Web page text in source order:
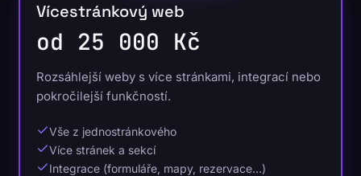
Vícestránkový web
od 25 000 Kč
Rozsáhlejší weby s více stránkami, integrací nebo
pokročilejší funkčností.
Vše z jednostránkového
Více stránek a sekcí
Integrace (formuláře, mapy, rezervace…)